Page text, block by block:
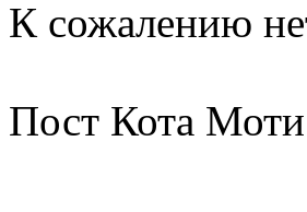
К сожалению
Пост Кота Моти